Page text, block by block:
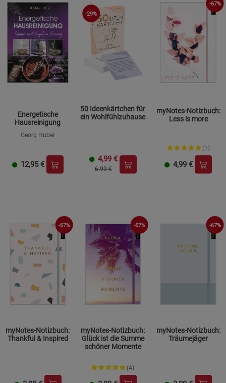
Energetische
Hausreinigung
Georg Huber
12,95 €
-29%
50 Ideenkärtchen für
ein Wohlfühlzuhause
4,99 €
6.99 €
-67%
myNotes-Notizbuch:
Less is more
(1)
4,99 €
-67%
myNotes-Notizbuch:
Thankful & Inspired
-67%
myNotes-Notizbuch:
Glück ist die Summe
schöner Momente
(4)
-67%
myNotes-Notizbuch:
Träumejäger